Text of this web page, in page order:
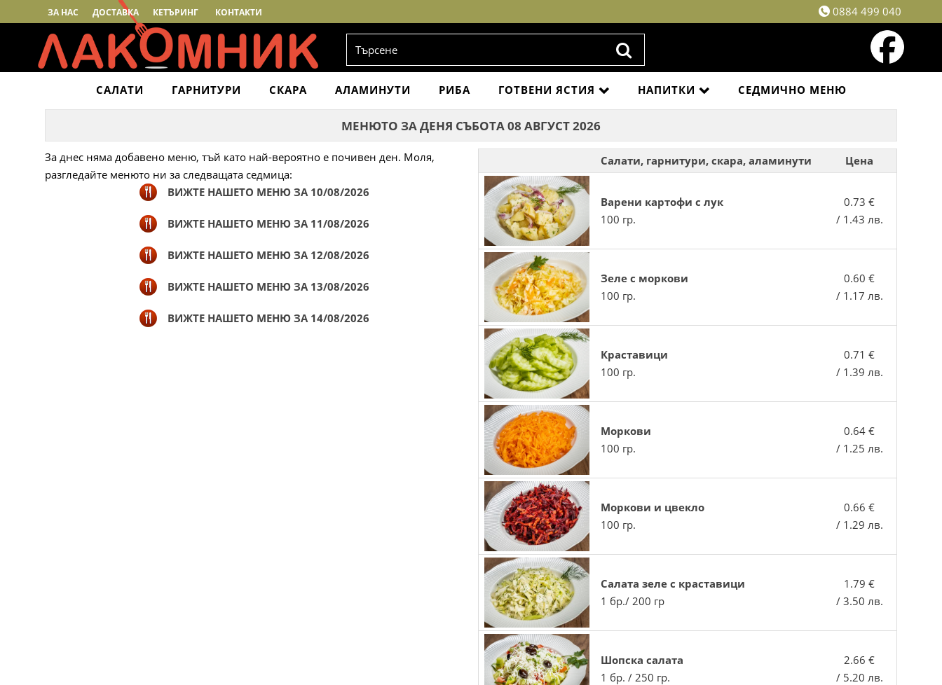
0884 499 040
ЗА НАС ДОСТАВКА КЕТЪРИНГ КОНТАКТИ
САЛАТИ ГАРНИТУРИ СКАРА АЛАМИНУТИ РИБА ГОТВЕНИ ЯСТИЯ НАПИТКИ СЕДМИЧНО МЕНЮ
МЕНЮТО ЗА ДЕНЯ СЪБОТА 08 АВГУСТ 2026
За днес няма добавено меню, тъй като най-вероятно е почивен ден. Моля,
разгледайте менюто ни за следващата седмица:
Салати, гарнитури, скара, аламинути Цена
Варени картофи с лук
100 гр.
0.73 €
/ 1.43 лв.
Зеле с моркови
100 гр.
0.60 €
/ 1.17 лв.
Краставици
100 гр.
0.71 €
/ 1.39 лв.
Моркови
100 гр.
0.64 €
/ 1.25 лв.
Моркови и цвекло
100 гр.
0.66 €
/ 1.29 лв.
Салата зеле с краставици
1 бр./ 200 гр
1.79 €
/ 3.50 лв.
Шопска салата
1 бр. / 250 гр.
2.66 €
/ 5.20 лв.
ВИЖТЕ НАШЕТО МЕНЮ ЗА 10/08/2026
ВИЖТЕ НАШЕТО МЕНЮ ЗА 11/08/2026
ВИЖТЕ НАШЕТО МЕНЮ ЗА 12/08/2026
ВИЖТЕ НАШЕТО МЕНЮ ЗА 13/08/2026
ВИЖТЕ НАШЕТО МЕНЮ ЗА 14/08/2026